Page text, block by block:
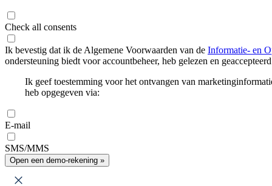
Check all consents
Ik bevestig dat ik de Algemene Voorwaarden van de Informatie- en
ondersteuning biedt voor accountbeheer, heb gelezen en
Ik geef toestemming voor het ontvangen van
heb opgegeven via:
E-mail
SMS/MMS
Open een demo-rekening »